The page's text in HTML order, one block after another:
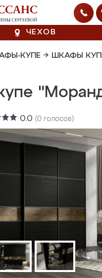
ЧЕХОВ
КУПЕ → ШКАФЫ
0.0 (0 голосов)